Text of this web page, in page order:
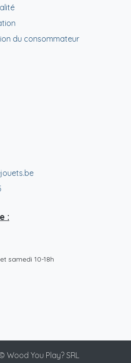
du consommateur
:
samedi 10-18h
Wood You Play? SRL